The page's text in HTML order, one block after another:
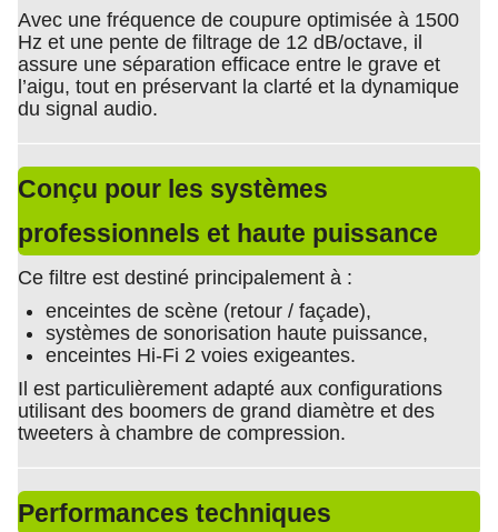
Avec une fréquence de coupure optimisée à 1500
Hz et une pente de filtrage de 12 dB/octave, il
assure une séparation efficace entre le grave et
l’aigu, tout en préservant la clarté et la dynamique
du signal audio.
Conçu pour les systèmes
professionnels et haute puissance
Ce filtre est destiné principalement à :
enceintes de scène (retour / façade),
systèmes de sonorisation haute puissance,
enceintes Hi-Fi 2 voies exigeantes.
Il est particulièrement adapté aux configurations
utilisant des boomers de grand diamètre et des
tweeters à chambre de compression.
Performances techniques